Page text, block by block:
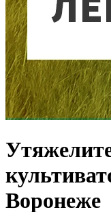
Воронеже